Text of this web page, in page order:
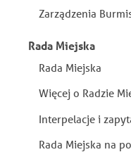
Zarządzenia
Rada Miejska
Rada Miejska
Więcej o Radzie
Interpelacje i
Rada Miejska na